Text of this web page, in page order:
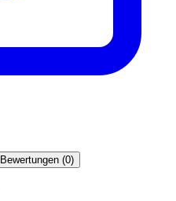
Bewertungen (0)